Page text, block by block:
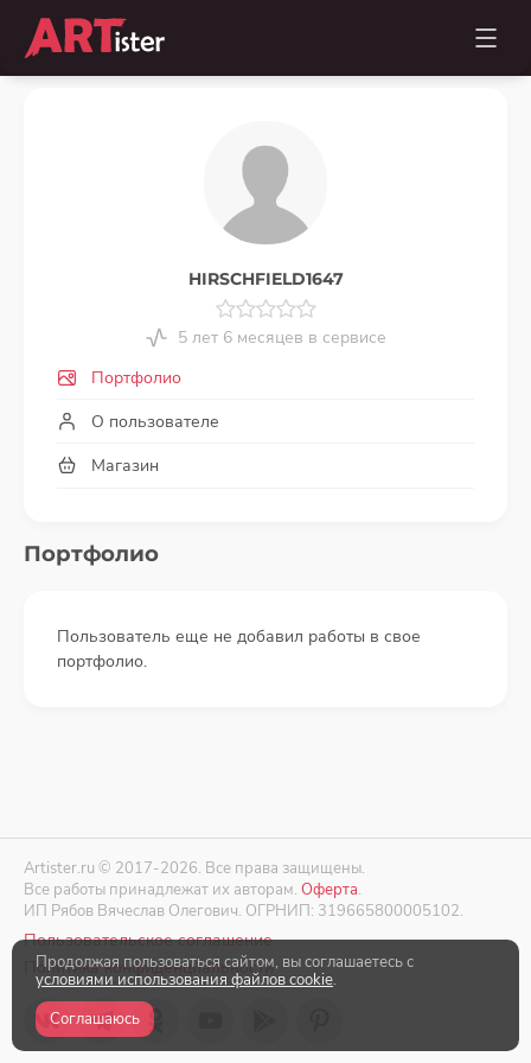
HIRSCHFIELD1647
5 лет 6 месяцев в сервисе
Портфолио
О пользователе
Магазин
Портфолио
Пользователь еще не добавил работы в свое
портфолио.
Artister.ru © 2017-2026. Все права защищены.
Все работы принадлежат их авторам. Оферта.
ИП Рябов Вячеслав Олегович. ОГРНИП: 319665800005102.
Пользовательское соглашение
Политика конфиденциальности
Продолжая пользоваться сайтом, вы соглашаетесь с
условиями использования файлов cookie.
Соглашаюсь